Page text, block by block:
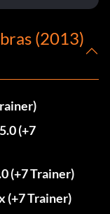
(2013)
(+7
(+7 Trainer)
(+7 Trainer)